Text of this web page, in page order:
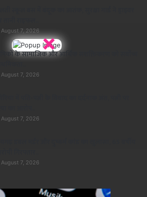
×
August 7, 2026
श्रमिकों के सामाजिक और आर्थिक सशक्तिकरण को सर्वाेच्च
August 7, 2026
August 7, 2026
August 7, 2026